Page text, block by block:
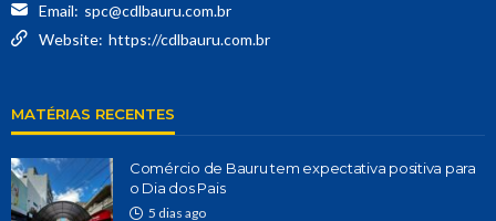
Email: spc@cdlbauru.com.br
Website: https://cdlbauru.com.br
MATÉRIAS RECENTES
Comércio de Bauru tem expectativa positiva para
o Dia dos Pais
5 dias ago